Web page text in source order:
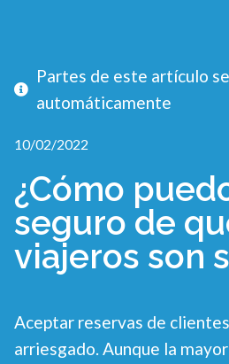
Partes de este artículo
automáticamente
10/02/2022
¿Cómo
seguro de
viajeros son
Aceptar reservas de
arriesgado. Aunque la